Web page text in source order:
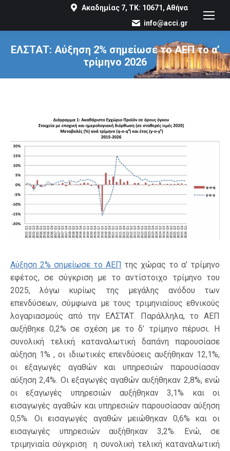
Ακαδημίας 7, ΤΚ: 10671, Αθήνα
info@acci.gr
ΕΛΣΤΑΤ: Αύξηση 2% σημείωσε το ΑΕΠ το α’
τρίμηνο 2026
You are here:
Αύξηση 2% σημείωσε το ΑΕΠ της χώρας το α’ τρίμηνο
εφέτος, σε σύγκριση με το αντίστοιχο τρίμηνο του
2025, λόγω κυρίως της μεγάλης ανόδου των
επενδύσεων, σύμφωνα με τους τριμηνιαίους εθνικούς
λογαριασμούς από την ΕΛΣΤΑΤ. Παράλληλα, το ΑΕΠ
αυξήθηκε 0,2% σε σχέση με το δ’ τρίμηνο πέρυσι. Η
συνολική τελική καταναλωτική δαπάνη παρουσίασε
αύξηση 1% , οι ιδιωτικές επενδύσεις αυξήθηκαν 12,1%,
οι εξαγωγές αγαθών και υπηρεσιών παρουσίασαν
αύξηση 2,4%. Οι εξαγωγές αγαθών αυξήθηκαν 2,8%, ενώ
οι εξαγωγές υπηρεσιών αυξήθηκαν 3,1% και οι
εισαγωγές αγαθών και υπηρεσιών παρουσίασαν αύξηση
0,5%. Οι εισαγωγές αγαθών μειώθηκαν 0,6% και οι
εισαγωγές υπηρεσιών αυξήθηκαν 3,2%. Ενώ, σε
τριμηνιαία σύγκριση η συνολική τελική καταναλωτική